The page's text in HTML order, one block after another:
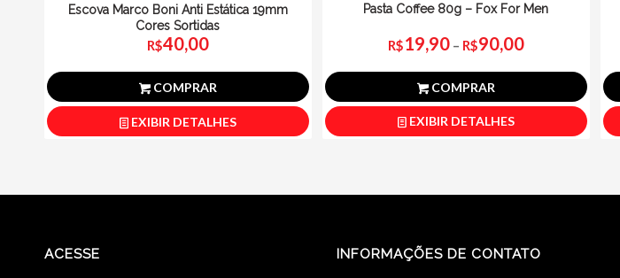
Escova Marco Boni Anti Estática 19mm
Cores Sortidas
R$40,00
COMPRAR
EXIBIR DETALHES
Pasta Coffee 80g – Fox For Men
R$19,90 – R$90,00Faixa
R$19,90
COMPRAR
EXIBIR DETALHES
ACESSE INFORMAÇÕES DE CONTATO